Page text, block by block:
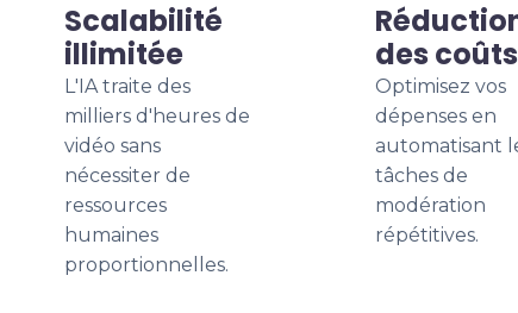
Scalabilité
illimitée
L'IA traite des
milliers d'heures de
vidéo sans
nécessiter de
ressources
humaines
proportionnelles.
des coûts
Optimisez vos
dépenses en
automatisant
tâches de
modération
répétitives.